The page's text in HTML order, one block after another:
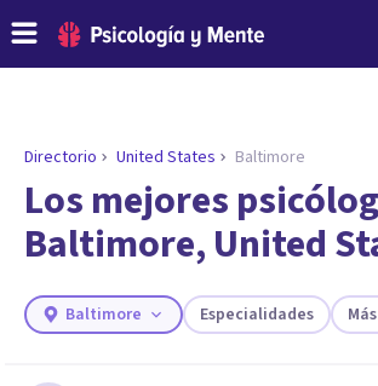
Directorio United States Baltimore
Los mejores
Baltimore, United
Baltimore Especialidades